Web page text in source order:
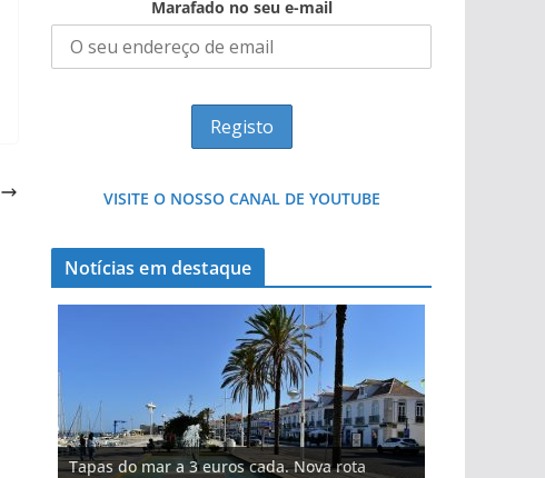
Marafado no seu e-mail
VISITE O NOSSO CANAL DE YOUTUBE
Notícias em destaque
Tapas do mar a 3 euros cada. Nova rota